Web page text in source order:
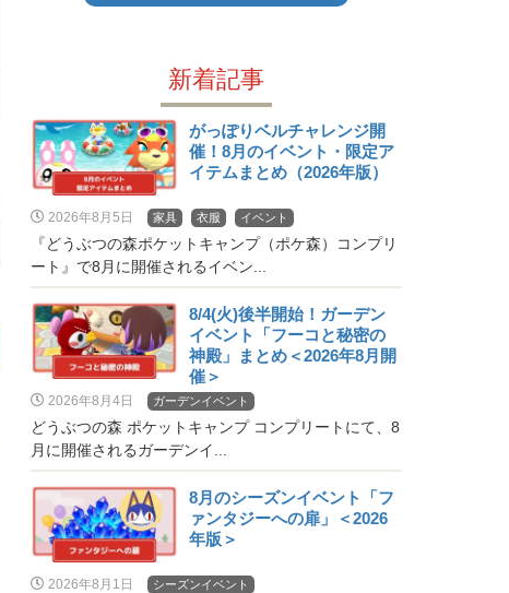
新着記事
がっぽりベルチャレンジ開
催！8月のイベント・限定ア
イテムまとめ（2026年版）
2026年8月5日 家具 衣服 イベント
『どうぶつの森ポケットキャンプ（ポケ森）コンプリ
ート』で8月に開催されるイベン...
8/4(火)後半開始！ガーデン
イベント「フーコと秘密の
神殿」まとめ＜2026年8月開
催＞
2026年8月4日 ガーデンイベント
どうぶつの森 ポケットキャンプ コンプリートにて、8
月に開催されるガーデンイ...
8月のシーズンイベント「フ
ァンタジーへの扉」＜2026
年版＞
2026年8月1日 シーズンイベント